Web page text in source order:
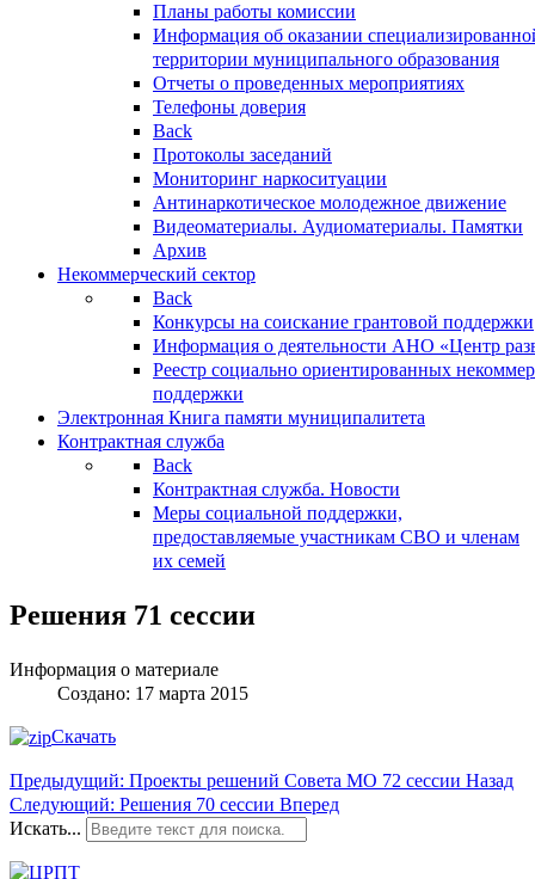
Планы работы комиссии
Информация об оказании
территории муниципального образования
Отчеты о проведенных мероприятиях
Телефоны доверия
Back
Протоколы заседаний
Мониторинг наркоситуации
Антинаркотическое молодежное движение
Видеоматериалы. Аудиоматериалы. Памятки
Архив
Некоммерческий сектор
Back
Конкурсы на соискание грантовой поддержки
Информация о деятельности АНО «Центр
Реестр социально ориентированных
поддержки
Электронная Книга памяти муниципалитета
Контрактная служба
Back
Контрактная служба. Новости
Меры социальной поддержки,
предоставляемые участникам СВО и членам
их семей
Решения 71 сессии
Информация о материале
Создано: 17 марта 2015
Скачать
Предыдущий: Проекты решений Совета МО 72 сессии Назад
Следующий: Решения 70 сессии Вперед
Искать...